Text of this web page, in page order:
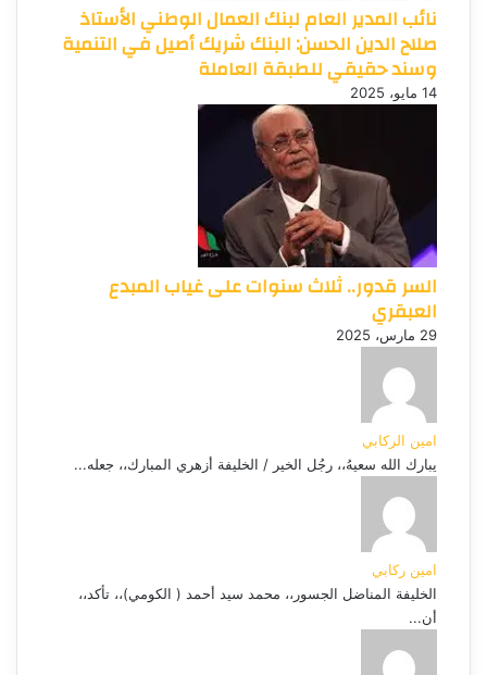
نائب المدير العام لبنك العمال الوطني الأستاذ
صلاح الدين الحسن: البنك شريك أصيل في التنمية
وسند حقيقي للطبقة العاملة
14 مايو، 2025
السر قدور.. ثلاث سنوات على غياب المبدع
العبقري
29 مارس، 2025
امين الركابي
يبارك الله سعيهُ،، رجُل الخير / الخليفة أزهري المبارك،، جعله...
امين ركابي
الخليفة المناضل الجسور،، محمد سيد أحمد ( الكومي)،، تأكد،،
أن...